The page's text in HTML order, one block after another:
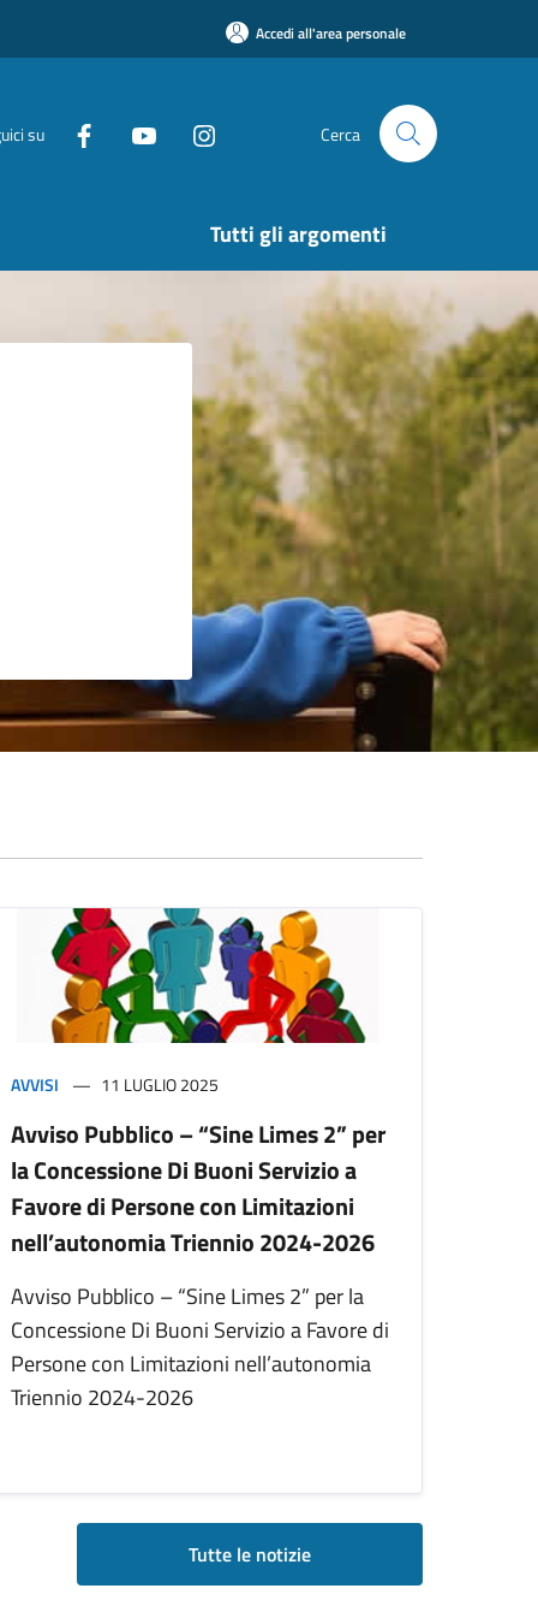
Accedi all'area personale
su Cerca
Tutti gli argomenti
AVVISI 11 LUGLIO 2025
Avviso Pubblico – “Sine Limes 2” per
la Concessione Di Buoni Servizio a
Favore di Persone con Limitazioni
nell’autonomia Triennio 2024-2026
Avviso Pubblico – “Sine Limes 2” per la
Concessione Di Buoni Servizio a Favore di
Persone con Limitazioni nell’autonomia
Triennio 2024-2026
Tutte le notizie